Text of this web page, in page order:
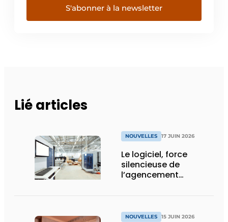
S'abonner à la newsletter
Lié articles
NOUVELLES 17 JUIN 2026
Le logiciel, force
silencieuse de
l’agencement
NOUVELLES 15 JUIN 2026